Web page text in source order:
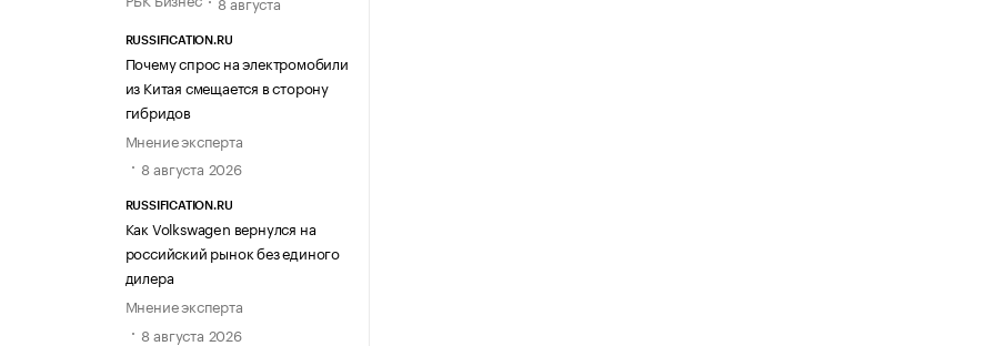
RUSSIFICATION.RU
Почему спрос на электромобили
из Китая смещается в сторону
гибридов
Мнение эксперта
8 августа 2026
RUSSIFICATION.RU
Как Volkswagen вернулся на
российский рынок без единого
дилера
Мнение эксперта
8 августа 2026